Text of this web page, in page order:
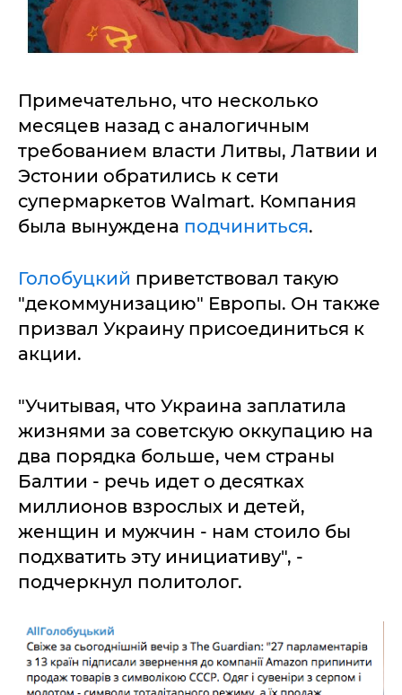
Примечательно, что несколько
месяцев назад с аналогичным
требованием власти Литвы, Латвии и
Эстонии обратились к сети
супермаркетов Walmart. Компания
была вынуждена подчиниться.
Голобуцкий приветствовал такую
"декоммунизацию" Европы. Он также
призвал Украину присоединиться к
акции.
"Учитывая, что Украина заплатила
жизнями за советскую оккупацию на
два порядка больше, чем страны
Балтии - речь идет о десятках
миллионов взрослых и детей,
женщин и мужчин - нам стоило бы
подхватить эту инициативу", -
подчеркнул политолог.